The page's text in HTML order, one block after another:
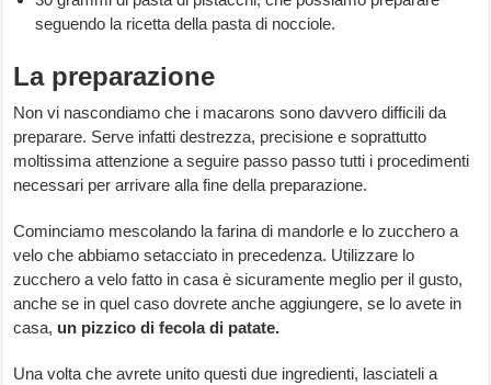
seguendo la ricetta della pasta di nocciole.
La preparazione
Non vi nascondiamo che i macarons sono davvero difficili da
preparare. Serve infatti destrezza, precisione e soprattutto
moltissima attenzione a seguire passo passo tutti i procedimenti
necessari per arrivare alla fine della preparazione.
Cominciamo mescolando la farina di mandorle e lo zucchero a
velo che abbiamo setacciato in precedenza. Utilizzare lo
zucchero a velo fatto in casa è sicuramente meglio per il gusto,
anche se in quel caso dovrete anche aggiungere, se lo avete in
casa, un pizzico di fecola di patate.
Una volta che avrete unito questi due ingredienti, lasciateli a